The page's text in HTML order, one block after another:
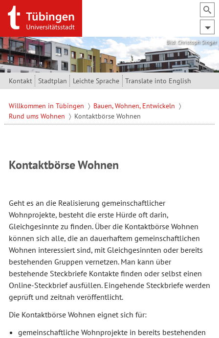
Direkt zum Inhalt
Bild: Christoph Singer
Kontakt Stadtplan Leichte Sprache Translate into English
Willkommen in Tübingen
Bauen, Wohnen, Entwickeln
Rund ums Wohnen
Kontaktbörse Wohnen
Kontaktbörse Wohnen
Geht es an die Realisierung gemeinschaftlicher
Wohnprojekte, besteht die erste Hürde oft darin,
Gleichgesinnte zu finden. Über die Kontaktbörse Wohnen
können sich alle, die an dauerhaftem gemeinschaftlichen
Wohnen interessiert sind, mit Gleichgesinnten oder bereits
bestehenden Gruppen vernetzen. Man kann über
bestehende Steckbriefe Kontakte finden oder selbst einen
Online-Steckbrief ausfüllen. Eingehende Steckbriefe werden
geprüft und zeitnah veröffentlicht.
Die Kontaktbörse Wohnen eignet sich für:
gemeinschaftliche Wohnprojekte in bereits bestehenden